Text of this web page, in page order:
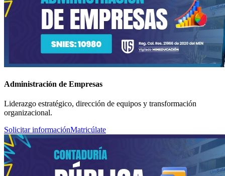
Administración de Empresas
Liderazgo estratégico, dirección de equipos y transformación
organizacional.
Solicitar informaciónMatricúlate